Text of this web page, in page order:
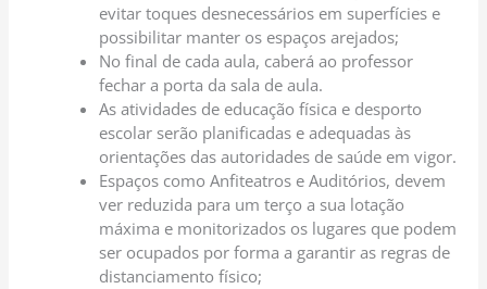
evitar toques desnecessários em superfícies e
possibilitar manter os espaços arejados;
No final de cada aula, caberá ao professor
fechar a porta da sala de aula.
As atividades de educação física e desporto
escolar serão planificadas e adequadas às
orientações das autoridades de saúde em vigor.
Espaços como Anfiteatros e Auditórios, devem
ver reduzida para um terço a sua lotação
máxima e monitorizados os lugares que podem
ser ocupados por forma a garantir as regras de
distanciamento físico;